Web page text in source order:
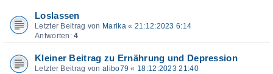
Loslassen
Letzter Beitrag von Marika« 21:12:2023 6:14
Antworten:4
Kleiner Beitrag zu Ernährung und Depression
Letzter Beitrag von alibo79 « 18:12:2023 21:40